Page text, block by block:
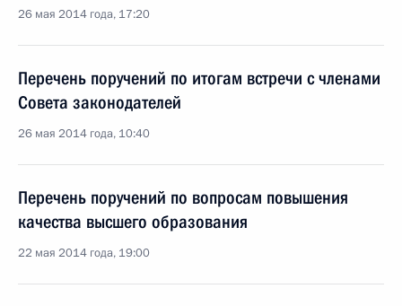
26 мая 2014 года, 17:20
Перечень поручений по итогам встречи с членами
Совета законодателей
26 мая 2014 года, 10:40
Перечень поручений по вопросам повышения
качества высшего образования
22 мая 2014 года, 19:00